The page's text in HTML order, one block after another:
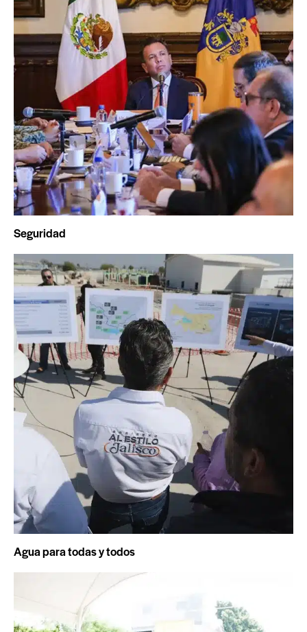
Seguridad
Agua para todas y todos